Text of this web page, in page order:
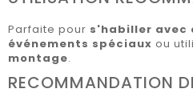
Parfaite pour s'habiller avec
événements spéciaux ou
montage.
RECOMMANDATION